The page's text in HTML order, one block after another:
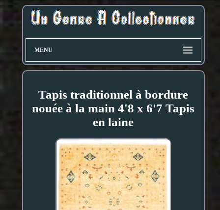
MENU
Tapis traditionnel à bordure
nouée à la main 4'8 x 6'7 Tapis
en laine